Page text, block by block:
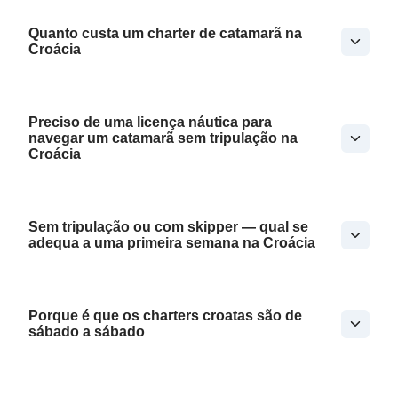
Quanto custa um charter de catamarã na
Croácia
Preciso de uma licença náutica para
navegar um catamarã sem tripulação na
Croácia
Sem tripulação ou com skipper — qual se
adequa a uma primeira semana na Croácia
Porque é que os charters croatas são de
sábado a sábado